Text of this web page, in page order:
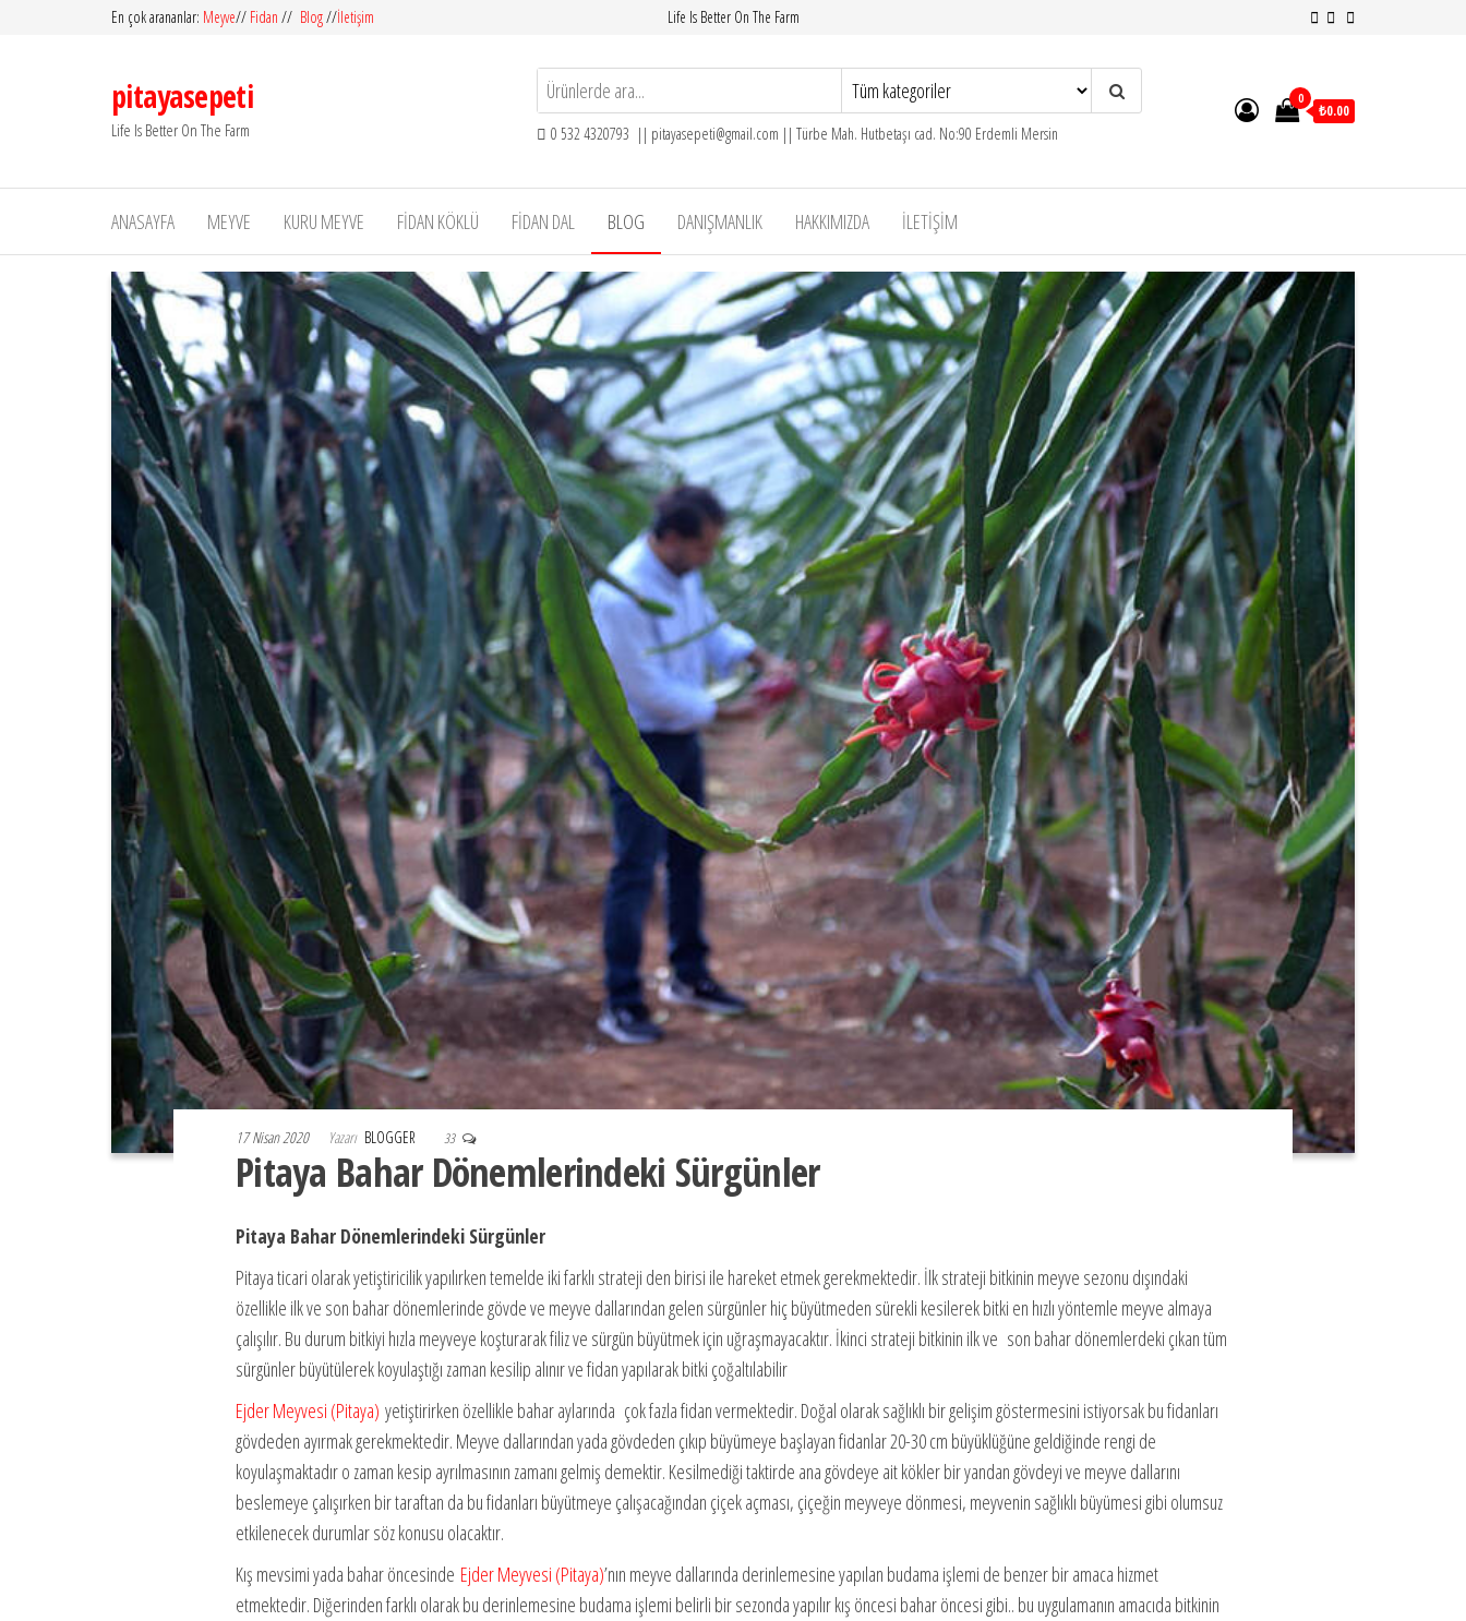
En çok arananlar: Meyve// Fidan // Blog//İletişim Life Is Better On The Farm
pitayasepeti
Life Is Better On The Farm 0 532 4320793 || pitayasepeti@gmail.com || Türbe Mah. Hutbetaşı cad. No:90 Erdemli Mersin
0
₺0.00
ANASAYFA MEYVE KURU MEYVE FIDAN KÖKLÜ FIDAN DAL BLOG DANIŞMANLIK HAKKIMIZDA İLETIŞIM
17 Nisan 2020 Yazarı BLOGGER 33
Pitaya Bahar Dönemlerindeki Sürgünler
Pitaya Bahar Dönemlerindeki Sürgünler
Pitaya ticari olarak yetiştiricilik yapılırken temelde iki farklı strateji den birisi ile hareket etmek gerekmektedir. İlk strateji bitkinin meyve sezonu dışındaki
özellikle ilk ve son bahar dönemlerinde gövde ve meyve dallarından gelen sürgünler hiç büyütmeden sürekli kesilerek bitki en hızlı yöntemle meyve almaya
çalışılır. Bu durum bitkiyi hızla meyveye koşturarak filiz ve sürgün büyütmek için uğraşmayacaktır. İkinci strateji bitkinin ilk ve son bahar dönemlerdeki çıkan tüm
sürgünler büyütülerek koyulaştığı zaman kesilip alınır ve fidan yapılarak bitki çoğaltılabilir
Ejder Meyvesi (Pitaya) yetiştirirken özellikle bahar aylarında çok fazla fidan vermektedir. Doğal olarak sağlıklı bir gelişim göstermesini istiyorsak bu fidanları
gövdeden ayırmak gerekmektedir. Meyve dallarından yada gövdeden çıkıp büyümeye başlayan fidanlar 20-30 cm büyüklüğüne geldiğinde rengi de
koyulaşmaktadır o zaman kesip ayrılmasının zamanı gelmiş demektir. Kesilmediği taktirde ana gövdeye ait kökler bir yandan gövdeyi ve meyve dallarını
beslemeye çalışırken bir taraftan da bu fidanları büyütmeye çalışacağından çiçek açması, çiçeğin meyveye dönmesi, meyvenin sağlıklı büyümesi gibi olumsuz
etkilenecek durumlar söz konusu olacaktır.
Kış mevsimi yada bahar öncesinde Ejder Meyvesi (Pitaya)’nın meyve dallarında derinlemesine yapılan budama işlemi de benzer bir amaca hizmet
etmektedir. Diğerinden farklı olarak bu derinlemesine budama işlemi belirli bir sezonda yapılır kış öncesi bahar öncesi gibi.. bu uygulamanın amacıda bitkinin